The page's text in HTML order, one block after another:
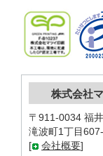
株式会社
〒911-0034 福
滝波町1丁目
[
会社概要]